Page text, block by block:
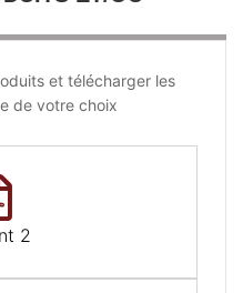
et télécharger les
de votre choix
2